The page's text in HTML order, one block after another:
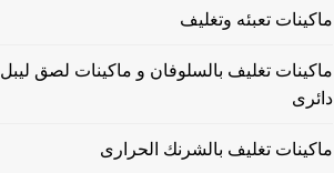
ماكينات تعبئه وتغليف
ماكينات تغليف بالسلوفان و ماكينات لصق ليبل
دائرى
ماكينات تغليف بالشرنك الحرارى